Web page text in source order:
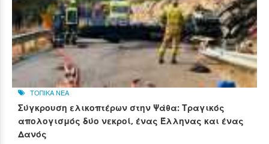
ΤΟΠΙΚΑ ΝΕΑ
Σύγκρουση ελικοπτέρων στην Ψάθα: Τραγικός
απολογισμός δύο νεκροί, ένας Έλληνας και ένας
Δανός